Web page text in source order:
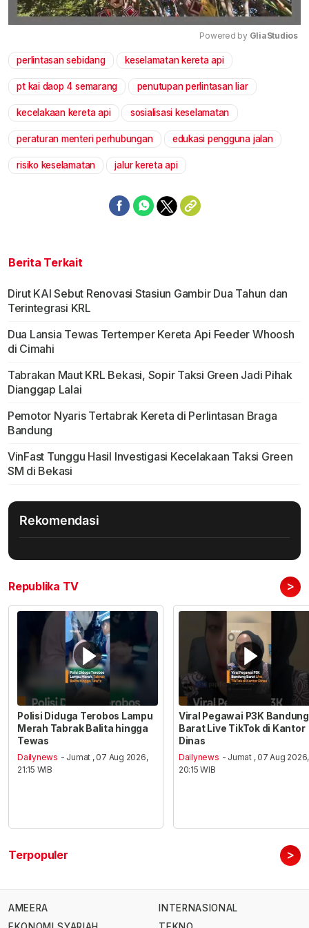
Powered by GliaStudios
perlintasan sebidang keselamatan kereta api
pt kai daop 4 semarang penutupan perlintasan liar
kecelakaan kereta api sosialisasi keselamatan
peraturan menteri perhubungan edukasi pengguna jalan
risiko keselamatan jalur kereta api
Berita Terkait
Dirut KAI Sebut Renovasi Stasiun Gambir Dua Tahun dan
Terintegrasi KRL
Dua Lansia Tewas Tertemper Kereta Api Feeder Whoosh
di Cimahi
Tabrakan Maut KRL Bekasi, Sopir Taksi Green Jadi Pihak
Dianggap Lalai
Pemotor Nyaris Tertabrak Kereta di Perlintasan Braga
Bandung
VinFast Tunggu Hasil Investigasi Kecelakaan Taksi Green
SM di Bekasi
Rekomendasi
Republika TV >
Polisi Diduga Terobos Lampu
Merah Tabrak Balita hingga
Tewas
Dailynews - Jumat , 07 Aug 2026,
21:15 WIB
Viral Pegawai P3K Bandung
Barat Live TikTok di Kantor
Dinas
Dailynews - Jumat , 07 Aug 2026,
20:15 WIB
Terpopuler >
AMEERA
INTERNASIONAL